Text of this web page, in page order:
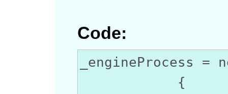
Code:
_engineProcess =
{